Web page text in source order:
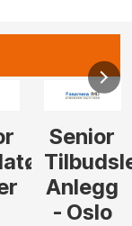
ingeniør
elektro,
Oslo